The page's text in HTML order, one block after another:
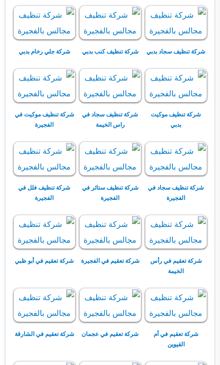
شركة تنظيف سجاد بدبي شركة تنظيف كنب بدبي شركة جلي رخام بدبي
شركة تنظيف موكيت
بدبي
شركة تنظيف سجاد في
راس الخيمة
شركة تنظيف موكيت في
الفجيرة
شركة تنظيف سجاد في
الفجيرة
شركة تنظيف ستائر في
الفجيرة
شركة تنظيف فلل في
الفجيرة
شركة تعقيم في رأس
الخيمة
شركة تعقيم في الفجيرة شركة تعقيم في أبو ظبي
شركة تعقيم في أم
القيوين
شركة تعقيم في عجمان شركة تعقيم في الشارقة